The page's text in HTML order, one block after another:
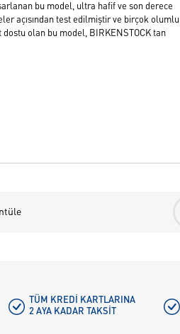
bu model, ultra hafif ve son derece
açısından test edilmiştir ve birçok olumlu
olan bu model, BIRKENSTOCK tan
TÜM KREDI KARTLARINA
2 AYA KADAR TAKSIT